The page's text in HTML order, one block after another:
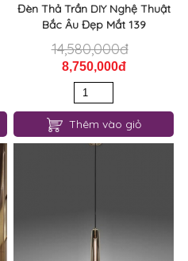
Đèn Thả Trần DIY Nghệ Thuật
Bắc Âu Đẹp Mắt 139
14,580,000đ
8,750,000đ
Thêm vào giỏ